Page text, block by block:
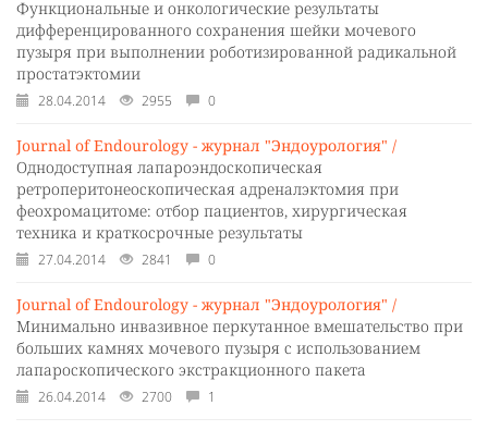
Функциональные и онкологические результаты
дифференцированного сохранения шейки мочевого
пузыря при выполнении роботизированной радикальной
простатэктомии
28.04.2014 2955 0
Journal of Endourology - журнал "Эндоурология" /
Однодоступная лапароэндоскопическая
ретроперитонеоскопическая адреналэктомия при
феохромацитоме: отбор пациентов, хирургическая
техника и краткосрочные результаты
27.04.2014 2841 0
Journal of Endourology - журнал "Эндоурология" /
Минимально инвазивное перкутанное вмешательство при
больших камнях мочевого пузыря с использованием
лапароскопического экстракционного пакета
26.04.2014 2700 1